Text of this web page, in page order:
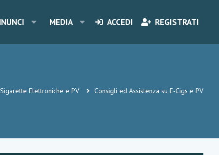
MEDIA ACCEDI REGISTRATI
Sigarette Elettroniche e PV Consigli ed Assistenza su E-Cigs e PV